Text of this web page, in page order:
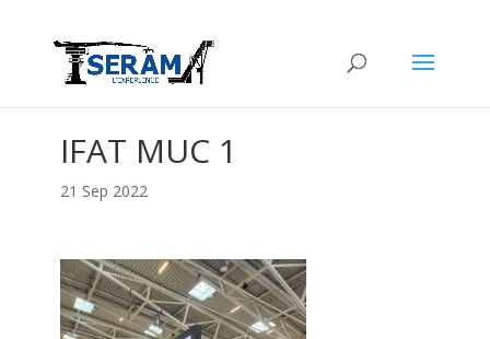
IFAT MUC 1
21 Sep 2022